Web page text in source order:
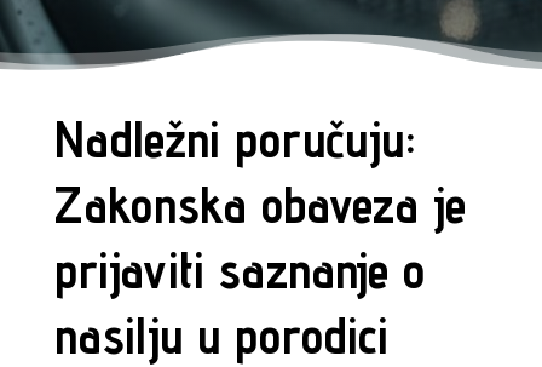
Nadležni poručuju:
Zakonska obaveza je
prijaviti saznanje o
nasilju u porodici